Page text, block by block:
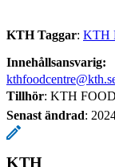
KTH Taggar: KTH
Innehållsansvarig:
Tillhör: KTH FOOD
Senast ändrad:
KTH